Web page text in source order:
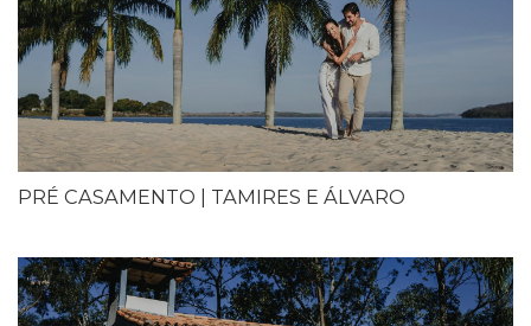
PRÉ CASAMENTO | TAMIRES E ÁLVARO